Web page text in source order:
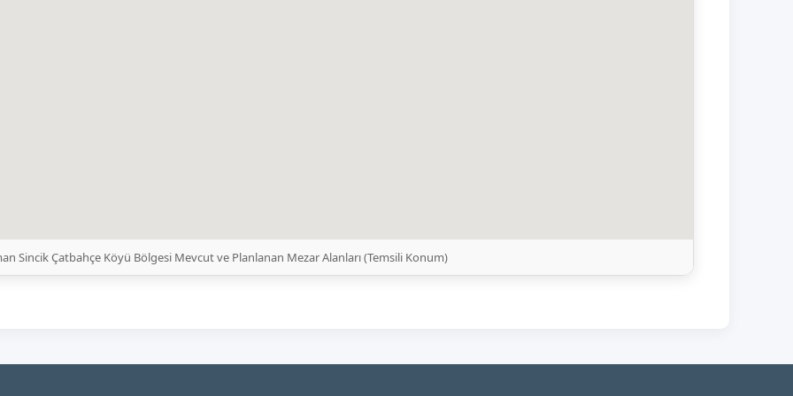
Sincik Çatbahçe Köyü Bölgesi Mevcut ve Planlanan Mezar Alanları (Temsili Konum)